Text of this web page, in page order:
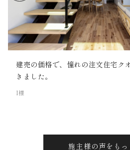
建売の価格で、憧れの注文住宅ク
きました。
I様
施主様の声をもっ